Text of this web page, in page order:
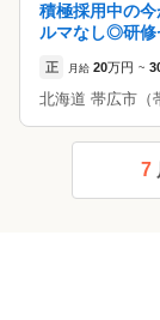
積極採用中の
ルマなし◎研修
正 月給 20万円 ~
北海道 帯広市
7